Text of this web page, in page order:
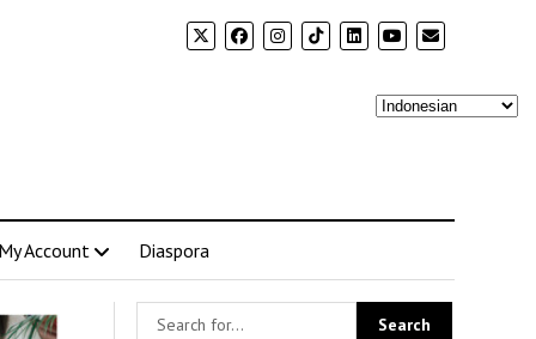
My Account Diaspora